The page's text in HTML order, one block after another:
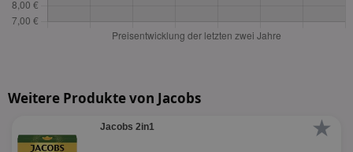
Weitere Produkte von Jacobs
★
Jacobs 2in1